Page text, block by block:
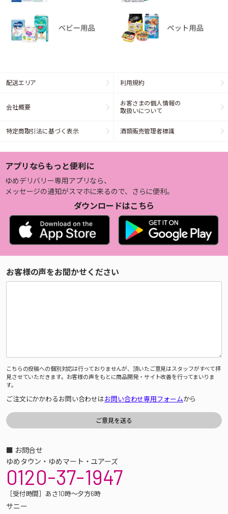
配送エリア 利用規約
会社概要
お客さまの個人情報の
取扱いについて
特定商取引法に基づく表示 酒類販売管理者標識
アプリならもっと便利に
ゆめデリバリー専用アプリなら、
メッセージの通知がスマホに来るので、さらに便利。
ダウンロードはこちら
お客様の声をお聞かせください
こちらの投稿への個別対応は行っておりませんが、頂いたご意見はスタッフがすべて拝
見させていただきます。お客様の声をもとに商品開発・サイト改善を行ってまいりま
す。
ご注文にかかわるお問い合わせはお問い合わせ専用フォームから
■ お問合せ
ゆめタウン・ゆめマート・ユアーズ
0120-37-1947
［受付時間］あさ10時～夕方6時
サニー